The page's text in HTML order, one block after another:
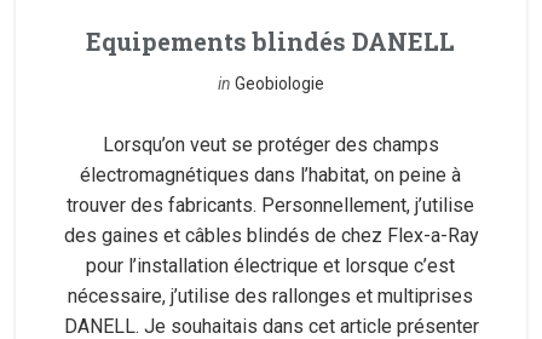
Equipements blindés DANELL
in Geobiologie
Lorsqu’on veut se protéger des champs
électromagnétiques dans l’habitat, on peine à
trouver des fabricants. Personnellement, j’utilise
des gaines et câbles blindés de chez Flex-a-Ray
pour l’installation électrique et lorsque c’est
nécessaire, j’utilise des rallonges et multiprises
DANELL. Je souhaitais dans cet article présenter